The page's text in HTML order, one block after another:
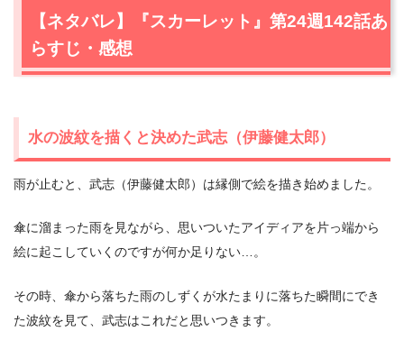
【ネタバレ】『スカーレット』第24週142話あ
らすじ・感想
水の波紋を描くと決めた武志（伊藤健太郎）
雨が止むと、武志（伊藤健太郎）は縁側で絵を描き始めました。
傘に溜まった雨を見ながら、思いついたアイディアを片っ端から
絵に起こしていくのですが何か足りない…。
その時、傘から落ちた雨のしずくが水たまりに落ちた瞬間にでき
た波紋を見て、武志はこれだと思いつきます。